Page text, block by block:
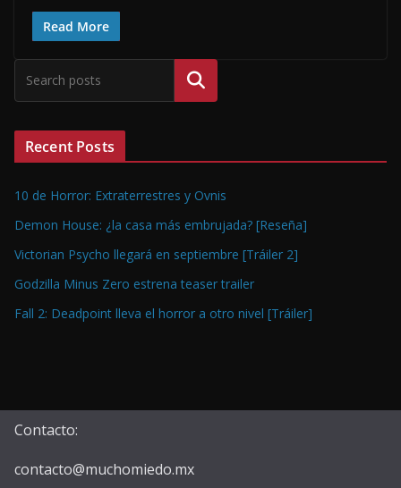
Read More
Buscar
Recent Posts
10 de Horror: Extraterrestres y Ovnis
Demon House: ¿la casa más embrujada? [Reseña]
Victorian Psycho llegará en septiembre [Tráiler 2]
Godzilla Minus Zero estrena teaser trailer
Fall 2: Deadpoint lleva el horror a otro nivel [Tráiler]
Contacto:
contacto@muchomiedo.mx